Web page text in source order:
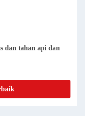
yang Dapat Dihapus
Terbaik